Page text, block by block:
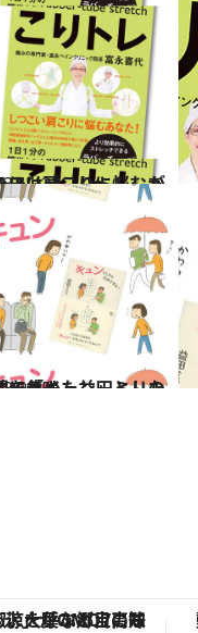
『こりトレ』がある！
チャー
た瞬間を集めた益田ミリの新エッセイ
チャー
舌にも涼を呼ぶ郷土の味